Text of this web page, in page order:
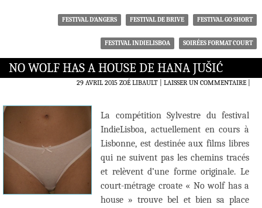
FESTIVAL D'ANGERS FESTIVAL DE BRIVE FESTIVAL GO SHORT
FESTIVAL INDIELISBOA SOIRÉES FORMAT COURT
NO WOLF HAS A HOUSE DE HANA JUŠIĆ
29 AVRIL 2015 ZOÉ LIBAULT LAISSER UN COMMENTAIRE|
La compétition Sylvestre du festival
IndieLisboa, actuellement en cours à
Lisbonne, est destinée aux films libres
qui ne suivent pas les chemins tracés
et relèvent d’une forme originale. Le
court-métrage croate « No wolf has a
house » trouve bel et bien sa place